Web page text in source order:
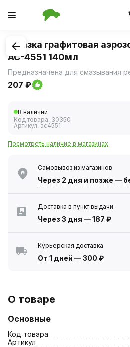
1/1
Смазка графитовая
AC-4551 140мл
207 ₽
В наличии
Код товара: 30350
Артикул: ac4551
Посмотреть наличие в магазинах
Самовывоз из магазинов
Через 2 дня и позже —
Доставка в пункт выдачи
Через 3 дня —187 ₽
Курьерская доставка
От 1 дней —300 ₽
О товаре
Основные
Код товара
Артикул